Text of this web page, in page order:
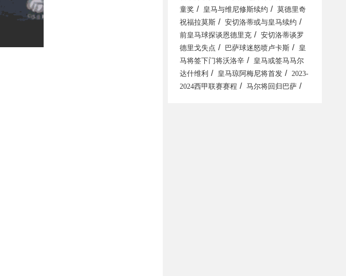
童奖 / 皇马与维尼修斯续约 /
莫德里奇
祝福拉莫斯 / 安切洛蒂或与皇马续约 /
前皇马球探谈恩德里克 /
安切洛蒂谈罗
德里戈失点 / 巴萨球迷怒喷卢卡斯 /
皇
马将签下门将沃洛辛 /
皇马或签马马尔
达什维利 / 皇马琼阿梅尼将首发 /
2023-
2024西甲联赛赛程 / 马尔将回归巴萨 /